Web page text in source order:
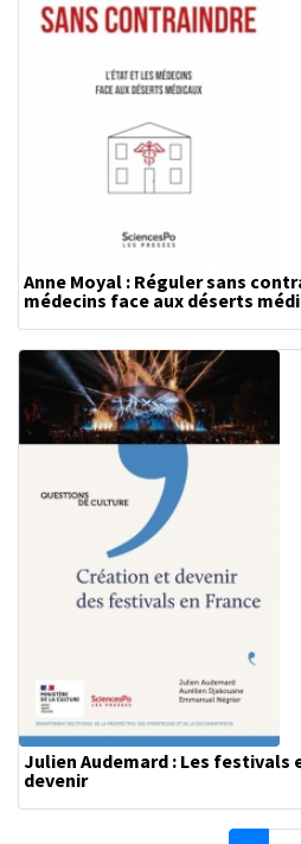
Anne Moyal : Réguler sans
médecins face aux déserts
Julien Audemard : Les festivals
devenir